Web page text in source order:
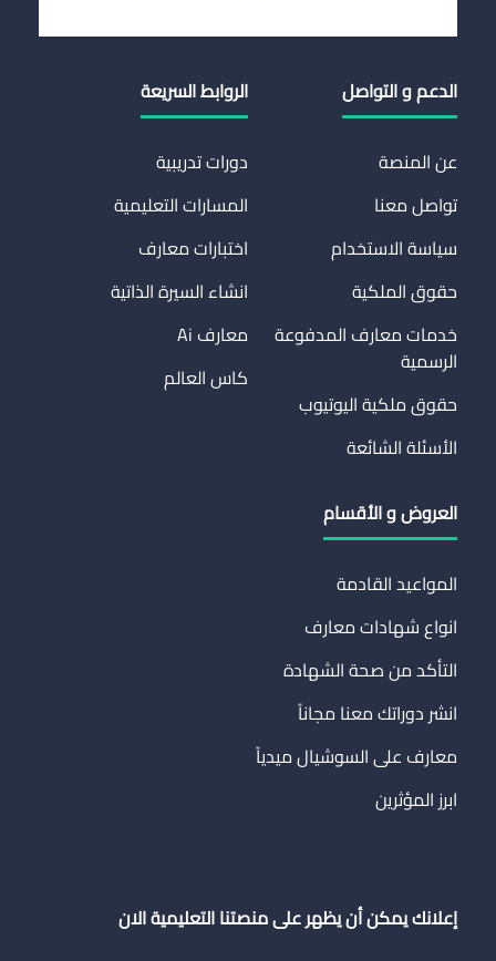
الدعم و التواصل
عن المنصة
تواصل معنا
سياسة الاستخدام
حقوق الملكية
خدمات معارف المدفوعة
الرسمية
حقوق ملكية اليوتيوب
الأسئلة الشائعة
الروابط السريعة
دورات تدريبية
المسارات التعليمية
اختبارات معارف
انشاء السيرة الذاتية
معارف Ai
كاس العالم
العروض و الأقسام
المواعيد القادمة
انواع شهادات معارف
التأكد من صحة الشهادة
انشر دوراتك معنا مجاناً
معارف على السوشيال ميدياً
ابرز المؤثرين
إعلانك يمكن أن يظهر على منصتنا التعليمية الان